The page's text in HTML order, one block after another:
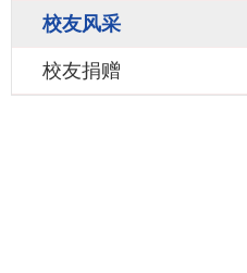
校友风采
校友捐赠